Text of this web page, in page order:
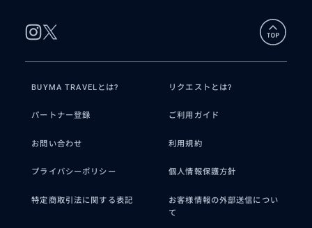
景、果てはシチリア島まで
お気軽にお問い合わせください！
BUYMA TRAVELとは? リクエストとは?
パートナー登録 ご利用ガイド
お問い合わせ 利用規約
プライバシーポリシー 個人情報保護方針
特定商取引法に関する表記
お客様情報の外部送信につい
て